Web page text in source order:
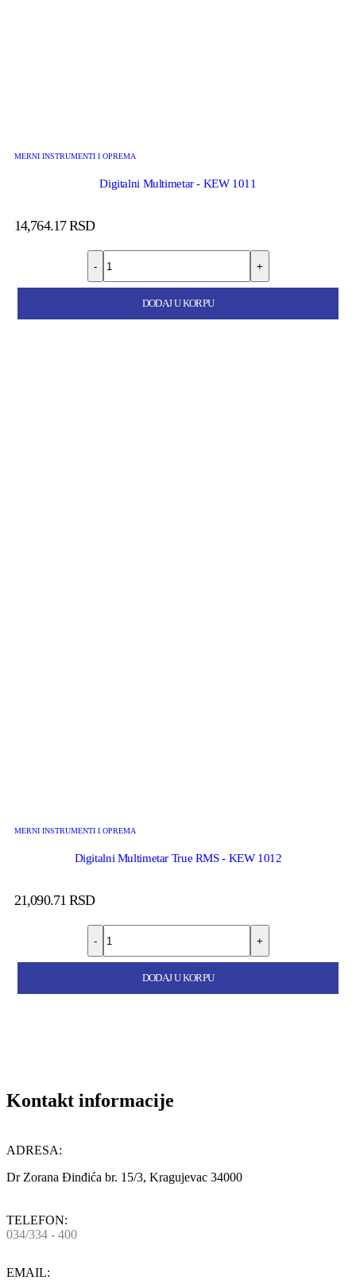
MERNI INSTRUMENTI I OPREMA
Digitalni Multimetar - KEW 1011
14,764.17RSD
- +
DODAJ U KORPU
MERNI INSTRUMENTI I OPREMA
Digitalni Multimetar True RMS - KEW 1012
21,090.71 RSD
- +
DODAJ U KORPU
Kontakt informacije
ADRESA:
Dr Zorana Đinđića br. 15/3, Kragujevac 34000
TELEFON:
034/334 - 400
EMAIL: